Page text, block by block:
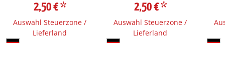
2,50 €*
Auswahl Steuerzone /
Lieferland
2,50 €*
Auswahl Steuerzone /
Lieferland